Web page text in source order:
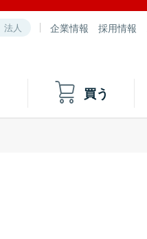
法人 企業情報 採用情報
買う